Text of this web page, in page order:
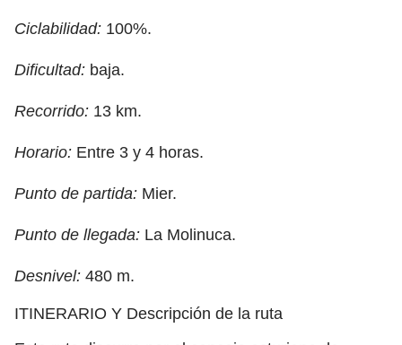
Ciclabilidad: 100%.
Dificultad: baja.
Recorrido: 13 km.
Horario: Entre 3 y 4 horas.
Punto de partida: Mier.
Punto de llegada: La Molinuca.
Desnivel: 480 m.
ITINERARIO Y Descripción de la ruta